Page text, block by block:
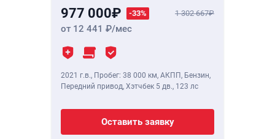
977 000 -33% 1 302 667
от 12 441 /мес
2021 г.в., Пробег: 38 000 км, АКПП, Бензин,
Передний привод, Хэтчбек 5 дв., 123 лс
Оставить заявку